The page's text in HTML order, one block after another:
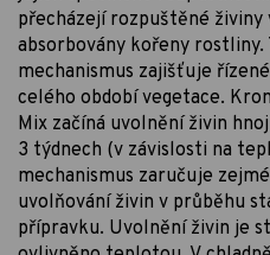
přecházejí rozpuštěné živiny
absorbovány kořeny
mechanismus zajišťuje
celého období vegetace.
Mix začíná uvolnění živin
3 týdnech (v závislosti na
mechanismus zaručuje
uvolňování živin v průběhu
přípravku. Uvolnění živin je